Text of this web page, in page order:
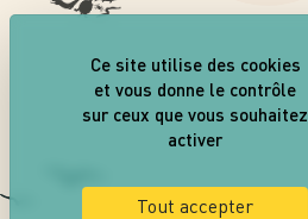
Ce site utilise des cookies
et vous donne le contrôle
sur ceux que vous souhaitez
activer
Tout accepter